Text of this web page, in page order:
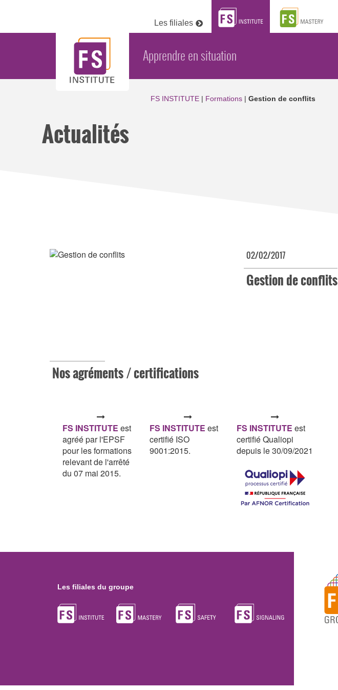
Les filiales
Apprendre en situation
FS INSTITUTE| Formations| Gestion de conflits
Actualités
02/02/2017
Gestion de conflits
Nos agréments / certifications
FS INSTITUTE est
agréé par l'EPSF
pour les formations
relevant de l'arrêté
du 07 mai 2015.
FS INSTITUTE est
certifié ISO
9001:2015.
FS INSTITUTE est
certifié Qualiopi
depuis le 30/09/2021
Les filiales du groupe